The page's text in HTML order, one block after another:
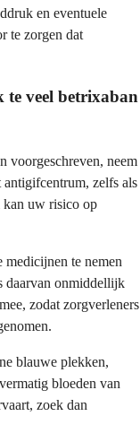
en eventuele
te zorgen dat
te veel betrixaban
voorgeschreven, neem
zelfs als
kan uw risico op
medicijnen te nemen
daarvan onmiddellijk
zodat zorgverleners
blauwe plekken,
bloeden van
zoek dan